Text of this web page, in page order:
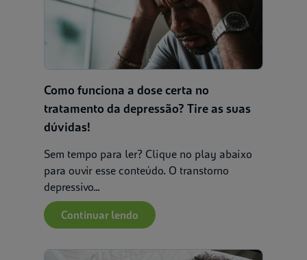
Como funciona a dose certa no
tratamento da depressão? Tire as suas
dúvidas!
Sem tempo para ler? Clique no play abaixo
para ouvir esse conteúdo. O transtorno
depressivo...
Continuar lendo